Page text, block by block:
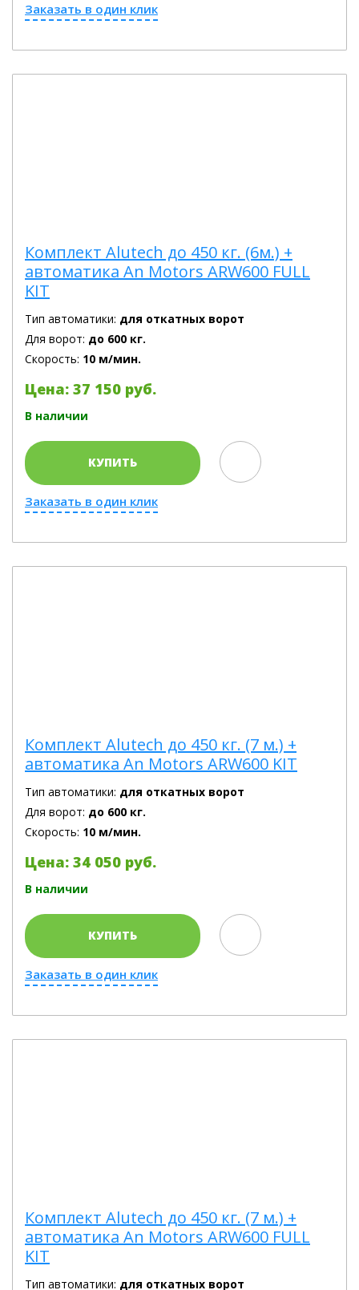
Заказать в один клик
Комплект Alutech до 450 кг. (6м.) +
автоматика An Motors ARW600 FULL
KIT
Тип автоматики: для откатных ворот
Для ворот: до 600 кг.
Скорость: 10 м/мин.
Цена: 37 150 руб.
В наличии
КУПИТЬ
Заказать в один клик
Комплект Alutech до 450 кг. (7 м.) +
автоматика An Motors ARW600 KIT
Тип автоматики: для откатных ворот
Для ворот: до 600 кг.
Скорость: 10 м/мин.
Цена: 34 050 руб.
В наличии
КУПИТЬ
Заказать в один клик
Комплект Alutech до 450 кг. (7 м.) +
автоматика An Motors ARW600 FULL
KIT
Тип автоматики: для откатных ворот